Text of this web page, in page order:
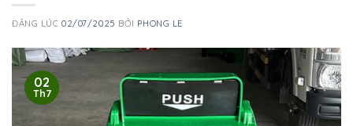
ĐĂNG LÚC02/07/2025 BỞI PHONG LE
02
Th7